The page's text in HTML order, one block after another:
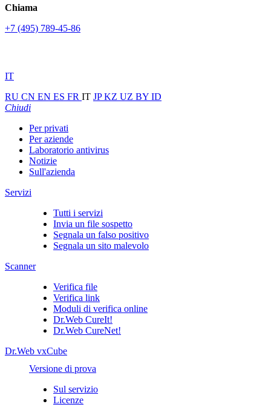
Chiama
+7 (495) 789-45-86
IT
RU CN EN ES FR IT JPKZ UZ BY ID
Chiudi
Per privati
Per aziende
Laboratorio antivirus
Notizie
Sull'azienda
Servizi
Tutti i servizi
Invia un file sospetto
Segnala un falso positivo
Segnala un sito malevolo
Scanner
Verifica file
Verifica link
Moduli di verifica online
Dr.Web CureIt!
Dr.Web CureNet!
Dr.Web vxCube
Versione di prova
Sul servizio
Licenze